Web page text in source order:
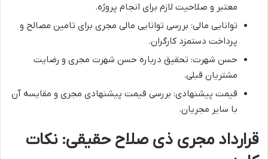
معتبر و صلاحیت لازم برای انجام پروژه.
توانایی مالی: بررسی توانایی مالی مجری برای تامین مصالح و
پرداخت دستمزد کارگران.
حسن شهرت: تحقیق درباره حسن شهرت مجری و رضایت
مشتریان قبلی.
قیمت پیشنهادی: بررسی قیمت پیشنهادی مجری و مقایسه آن
با سایر مجریان.
قرارداد مجری ذی صلاح حقیقی: نکات